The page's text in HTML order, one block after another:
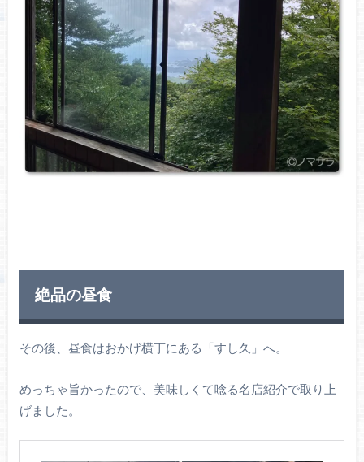
絶品の昼食
その後、昼食はおかげ横丁にある「すし久」へ。
めっちゃ旨かったので、美味しくて唸る名店紹介で取り上
げました。